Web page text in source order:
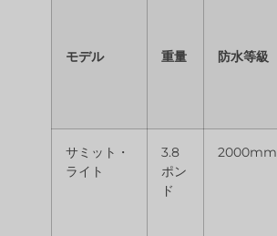
モデル 重量 防水等級
サミット・
ライト
3.8
ポン
ド
2000mm